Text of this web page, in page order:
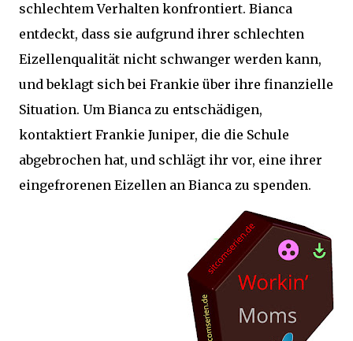
schlechtem Verhalten konfrontiert. Bianca
entdeckt, dass sie aufgrund ihrer schlechten
Eizellenqualität nicht schwanger werden kann,
und beklagt sich bei Frankie über ihre finanzielle
Situation. Um Bianca zu entschädigen,
kontaktiert Frankie Juniper, die die Schule
abgebrochen hat, und schlägt ihr vor, eine ihrer
eingefrorenen Eizellen an Bianca zu spenden.